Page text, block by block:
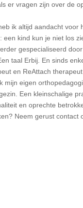
er vragen zijn over de
ik altijd aandacht voor
een kind kun je niet los
gespecialiseerd
taal Erbij. En sinds
en ReAttach therapeut
mijn eigen
Een kleinschalige
en oprechte
Neem gerust contact